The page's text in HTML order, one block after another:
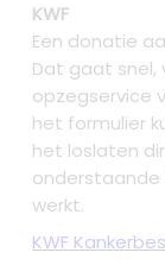
KWF
Een donatie
Dat gaat snel,
opzegservice
het formulier
het loslaten
onderstaande
werkt.
KWF